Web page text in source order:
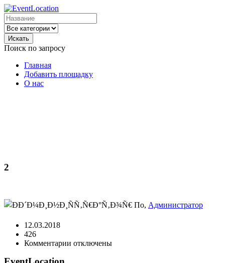
Искать
Поиск по запросу
Главная
Добавить площадку
О нас
2
По, Администратор
12.03.2018
426
Комментарии котключены